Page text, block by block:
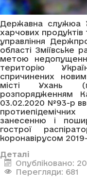
Державна служюа
харчових продуктів
управління
області Зміївське
метою
територію
спричинених
місті Ухань
розпорядженням
03.02.2020 №93-р
занесенню і
гострої
коронавірусом
Деталі
Опубліковано:
Перегляди: 681